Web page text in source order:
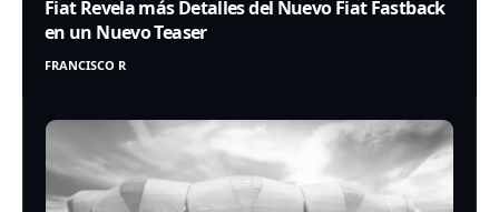
Fiat Revela más Detalles del Nuevo Fiat Fastback
en un Nuevo Teaser
FRANCISCO R